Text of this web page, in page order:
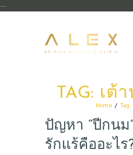
--
TAG: เต้
Home
ปัญหา “ปีกนม
รักแร้คืออะไร